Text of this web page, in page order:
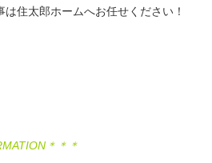
住太郎ホームへお任せください！
＊＊＊